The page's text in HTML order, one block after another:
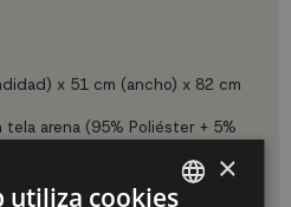
x 51 cm (ancho) x 82 cm
tela arena (95% Poliéster + 5%
×
utiliza cookies